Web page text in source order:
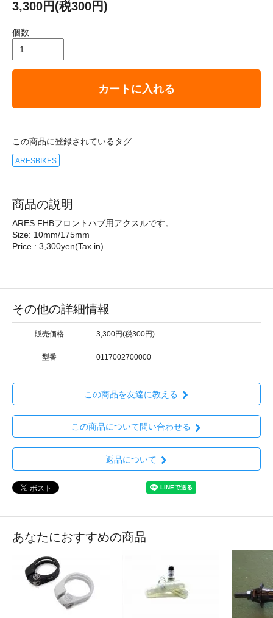
3,300円(税300円)
個数
カートに入れる
この商品に登録されているタグ
ARESBIKES
商品の説明
ARES FHBフロントハブ用アクスルです。
Size: 10mm/175mm
Price : 3,300yen(Tax in)
その他の詳細情報
販売価格 3,300円(税300円)
型番 0117002700000
この商品を友達に教える
この商品について問い合わせる
返品について
あなたにおすすめの商品